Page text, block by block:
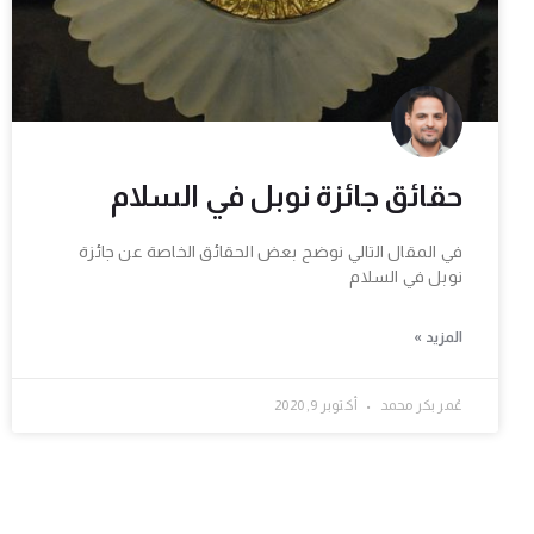
حقائق جائزة نوبل في السلام
في المقال التالي نوضح بعض الحقائق الخاصة عن جائزة
نوبل في السلام
المزيد »
عُمر بكر محمد أكتوبر 9, 2020